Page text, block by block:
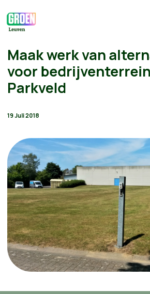
Maak werk van
voor bedrijventerrein
Parkveld
19 Juli 2018